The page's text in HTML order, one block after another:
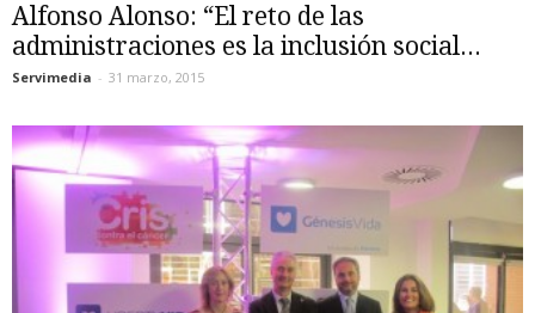
Alfonso Alonso: “El reto de las
administraciones es la inclusión social...
Servimedia - 31 marzo, 2015